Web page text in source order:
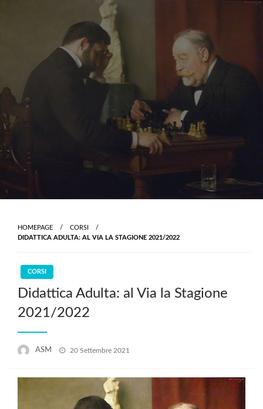
HOMEPAGE
CORSI
DIDATTICA ADULTA: AL VIA LA STAGIONE 2021/2022
CORSI
Didattica Adulta: al Via la Stagione
2021/2022
ASM
Posted
20 Settembre 2021